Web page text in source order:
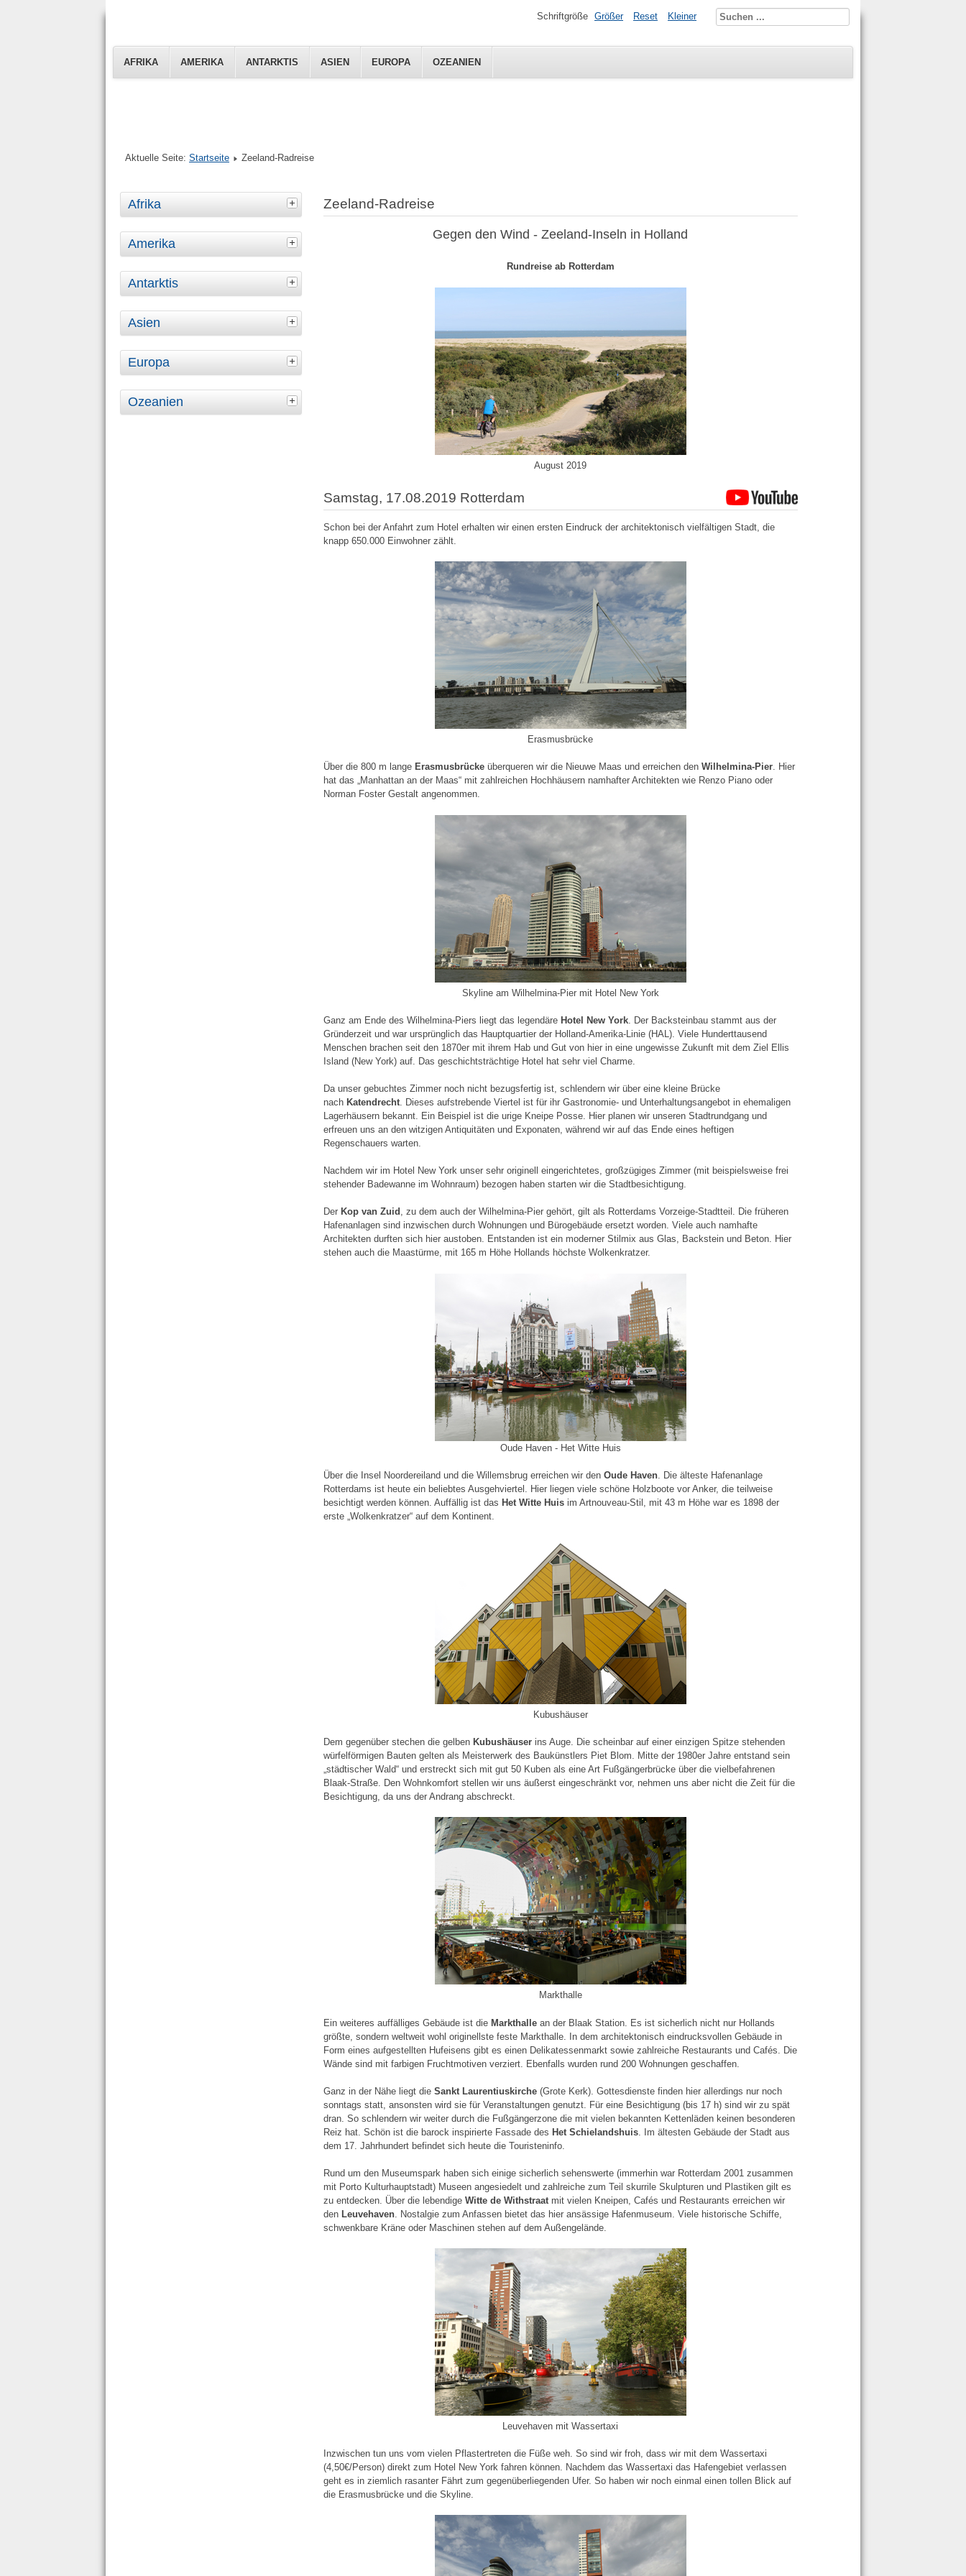
AFRIKA AMERIKA ANTARKTIS ASIEN EUROPA OZEANIEN
Schriftgröße Größer Reset Kleiner
Aktuelle Seite: Startseite Zeeland-Radreise
Afrika
Amerika
Antarktis
Asien
Europa
Ozeanien
Zeeland-Radreise
Gegen den Wind - Zeeland-Inseln in Holland
Rundreise ab Rotterdam
August 2019
Samstag, 17.08.2019 Rotterdam
Schon bei der Anfahrt zum Hotel erhalten wir einen ersten Eindruck der architektonisch vielfältigen Stadt, die
knapp 650.000 Einwohner zählt.
Erasmusbrücke
Über die 800 m lange Erasmusbrückeüberqueren wir die Nieuwe Maas und erreichen den Wilhelmina-Pier. Hier
hat das „Manhattan an der Maas“ mit zahlreichen Hochhäusern namhafter Architekten wie Renzo Piano oder
Norman Foster Gestalt angenommen.
Skyline am Wilhelmina-Pier mit Hotel New York
Ganz am Ende des Wilhelmina-Piers liegt das legendäre Hotel New York. Der Backsteinbau stammt aus der
Gründerzeit und war ursprünglich das Hauptquartier der Holland-Amerika-Linie (HAL). Viele Hunderttausend
Menschen brachen seit den 1870er mit ihrem Hab und Gut von hier in eine ungewisse Zukunft mit dem Ziel Ellis
Island (New York) auf. Das geschichtsträchtige Hotel hat sehr viel Charme.
Da unser gebuchtes Zimmer noch nicht bezugsfertig ist, schlendern wir über eine kleine Brücke
nach Katendrecht. Dieses aufstrebende Viertel ist für ihr Gastronomie- und Unterhaltungsangebot in ehemaligen
Lagerhäusern bekannt. Ein Beispiel ist die urige Kneipe Posse. Hier planen wir unseren Stadtrundgang und
erfreuen uns an den witzigen Antiquitäten und Exponaten, während wir auf das Ende eines heftigen
Regenschauers warten.
Nachdem wir im Hotel New York unser sehr originell eingerichtetes, großzügiges Zimmer (mit beispielsweise frei
stehender Badewanne im Wohnraum) bezogen haben starten wir die Stadtbesichtigung.
Der Kop van Zuid , zu dem auch der Wilhelmina-Pier gehört, gilt als Rotterdams Vorzeige-Stadtteil. Die früheren
Hafenanlagen sind inzwischen durch Wohnungen und Bürogebäude ersetzt worden. Viele auch namhafte
Architekten durften sich hier austoben. Entstanden ist ein moderner Stilmix aus Glas, Backstein und Beton. Hier
stehen auch die Maastürme, mit 165 m Höhe Hollands höchste Wolkenkratzer.
Oude Haven - Het Witte Huis
Über die Insel Noordereiland und die Willemsbrug erreichen wir den Oude Haven. Die älteste Hafenanlage
Rotterdams ist heute ein beliebtes Ausgehviertel. Hier liegen viele schöne Holzboote vor Anker, die teilweise
besichtigt werden können. Auffällig ist das Het Witte Huisim Artnouveau-Stil, mit 43 m Höhe war es 1898 der
erste „Wolkenkratzer“ auf dem Kontinent.
Kubushäuser
Dem gegenüber stechen die gelben Kubushäuserins Auge. Die scheinbar auf einer einzigen Spitze stehenden
würfelförmigen Bauten gelten als Meisterwerk des Baukünstlers Piet Blom. Mitte der 1980er Jahre entstand sein
„städtischer Wald“ und erstreckt sich mit gut 50 Kuben als eine Art Fußgängerbrücke über die vielbefahrenen
Blaak-Straße. Den Wohnkomfort stellen wir uns äußerst eingeschränkt vor, nehmen uns aber nicht die Zeit für die
Besichtigung, da uns der Andrang abschreckt.
Markthalle
Ein weiteres auffälliges Gebäude ist die Markthallean der Blaak Station. Es ist sicherlich nicht nur Hollands
größte, sondern weltweit wohl originellste feste Markthalle. In dem architektonisch eindrucksvollen Gebäude in
Form eines aufgestellten Hufeisens gibt es einen Delikatessenmarkt sowie zahlreiche Restaurants und Cafés. Die
Wände sind mit farbigen Fruchtmotiven verziert. Ebenfalls wurden rund 200 Wohnungen geschaffen.
Ganz in der Nähe liegt die Sankt Laurentiuskirche(Grote Kerk). Gottesdienste finden hier allerdings nur noch
sonntags statt, ansonsten wird sie für Veranstaltungen genutzt. Für eine Besichtigung (bis 17 h) sind wir zu spät
dran. So schlendern wir weiter durch die Fußgängerzone die mit vielen bekannten Kettenläden keinen besonderen
Reiz hat. Schön ist die barock inspirierte Fassade des Het Schielandshuis. Im ältesten Gebäude der Stadt aus
dem 17. Jahrhundert befindet sich heute die Touristeninfo.
Rund um den Museumspark haben sich einige sicherlich sehenswerte (immerhin war Rotterdam 2001 zusammen
mit Porto Kulturhauptstadt) Museen angesiedelt und zahlreiche zum Teil skurrile Skulpturen und Plastiken gilt es
zu entdecken. Über die lebendige Witte de Withstraatmit vielen Kneipen, Cafés und Restaurants erreichen wir
den Leuvehaven. Nostalgie zum Anfassen bietet das hier ansässige Hafenmuseum. Viele historische Schiffe,
schwenkbare Kräne oder Maschinen stehen auf dem Außengelände.
Leuvehaven mit Wassertaxi
Inzwischen tun uns vom vielen Pflastertreten die Füße weh. So sind wir froh, dass wir mit dem Wassertaxi
(4,50€/Person) direkt zum Hotel New York fahren können. Nachdem das Wassertaxi das Hafengebiet verlassen
geht es in ziemlich rasanter Fährt zum gegenüberliegenden Ufer. So haben wir noch einmal einen tollen Blick auf
die Erasmusbrücke und die Skyline.